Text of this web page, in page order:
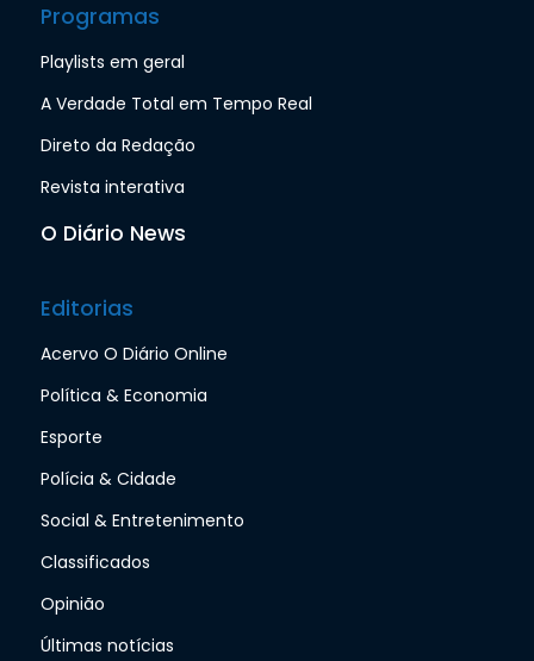
Programas
Playlists em geral
A Verdade Total em Tempo Real
Direto da Redação
Revista interativa
O Diário News
Editorias
Acervo O Diário Online
Política & Economia
Esporte
Polícia & Cidade
Social & Entretenimento
Classificados
Opinião
Últimas notícias